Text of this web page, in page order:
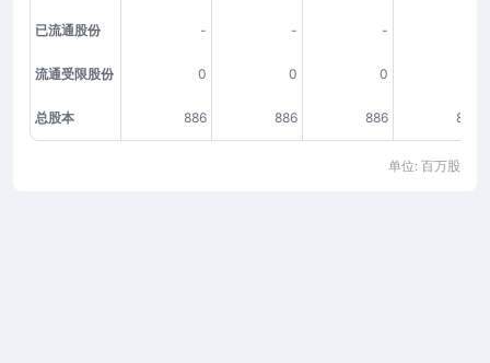
已流通股份 - - -
流通受限股份 0 0 0
总股本 886 886 886 886
单位: 百万股